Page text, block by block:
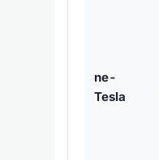
ne-
Tesla